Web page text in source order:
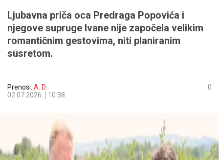
Ljubavna priča oca Predraga Popovića i
njegove supruge Ivane nije započela velikim
romantičnim gestovima, niti planiranim
susretom.
Prenosi: A. D.
02.07.2026.
10:38
0